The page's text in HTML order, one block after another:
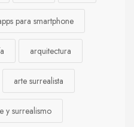
para smartphone
arquitectura
arte surrealista
y surrealismo